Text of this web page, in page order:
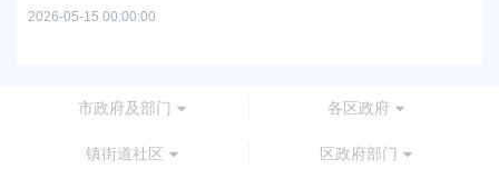
2026-05-15 00:00:00
市政府及部门 各区政府
镇街道社区 区政府部门